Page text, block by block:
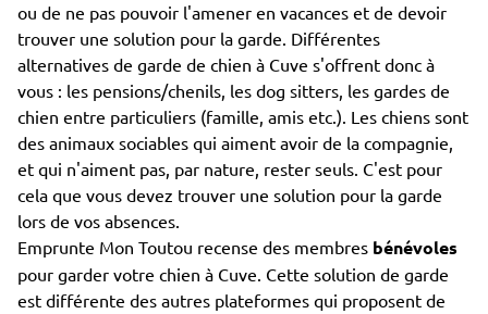
ou de ne pas pouvoir l'amener en vacances et de devoir
trouver une solution pour la garde. Différentes
alternatives de garde de chien à Cuve s'offrent donc à
vous : les pensions/chenils, les dog sitters, les gardes de
chien entre particuliers (famille, amis etc.). Les chiens sont
des animaux sociables qui aiment avoir de la compagnie,
et qui n'aiment pas, par nature, rester seuls. C'est pour
cela que vous devez trouver une solution pour la garde
lors de vos absences.
Emprunte Mon Toutou recense des membres bénévoles
pour garder votre chien à Cuve. Cette solution de garde
est différente des autres plateformes qui proposent de